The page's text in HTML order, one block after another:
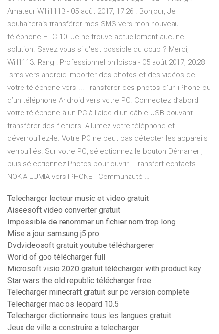
Amateur Willi1113 - 05 août 2017, 17:26 . Bonjour, Je
souhaiterais transférer mes SMS vers mon nouveau
téléphone HTC 10. Je ne trouve actuellement aucune
solution. Savez vous si c'est possible du coup ? Merci,
Will1113. Rang : Professionnel philbisca - 05 août 2017, 20:28
"sms vers android Importer des photos et des vidéos de
votre téléphone vers ... Transférer des photos d’un iPhone ou
d’un téléphone Android vers votre PC. Connectez d’abord
votre téléphone à un PC à l’aide d’un câble USB pouvant
transférer des fichiers. Allumez votre téléphone et
déverrouillez-le. Votre PC ne peut pas détecter les appareils
verrouillés. Sur votre PC, sélectionnez le bouton Démarrer ,
puis sélectionnez Photos pour ouvrir l Transfert contacts
NOKIA LUMIA vers IPHONE - Communauté …
Telecharger lecteur music et video gratuit
Aiseesoft video converter gratuit
Impossible de renommer un fichier nom trop long
Mise a jour samsung j5 pro
Dvdvideosoft gratuit youtube téléchargerer
World of goo télécharger full
Microsoft visio 2020 gratuit télécharger with product key
Star wars the old republic télécharger free
Telecharger minecraft gratuit sur pc version complete
Telecharger mac os leopard 10.5
Telecharger dictionnaire tous les langues gratuit
Jeux de ville a construire a telecharger